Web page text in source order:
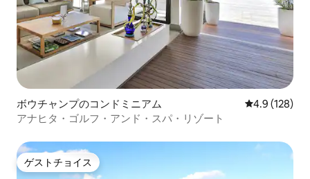
ボウチャンプのコンドミニアム レビュー128
4.9 (128)
アナヒタ・ゴルフ・アンド・スパ・リゾート
ゲストチョイス
ゲストチョイス